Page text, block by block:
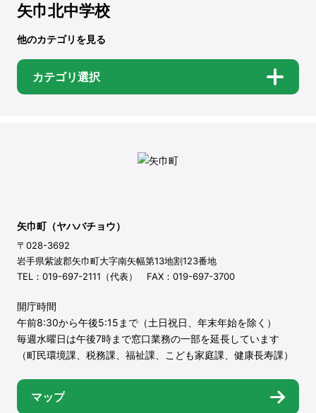
矢巾北中学校
他のカテゴリを見る
カテゴリ選択
矢巾町（ヤハバチョウ）
〒028-3692
岩手県紫波郡矢巾町大字南矢幅第13地割123番地
TEL：019-697-2111（代表） FAX：019-697-3700
開庁時間
午前8:30から午後5:15まで（土日祝日、年末年始を除く）
毎週水曜日は午後7時まで窓口業務の一部を延長しています
（町民環境課、税務課、福祉課、こども家庭課、健康長寿課）
マップ